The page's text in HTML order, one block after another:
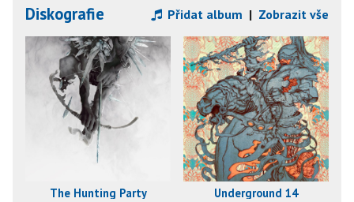
Diskografie Přidat album | Zobrazit vše
The Hunting Party Underground 14